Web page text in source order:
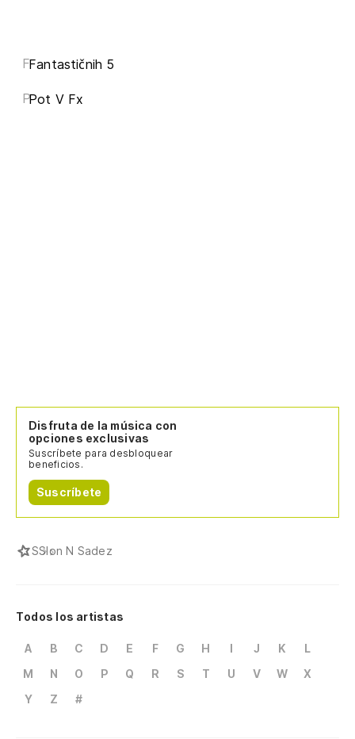
FFantastičnih 5
PPot V Fx
Disfruta de la música con
opciones exclusivas
Suscríbete para desbloquear
beneficios.
Suscríbete
SSlon N Sadez
Todos los artistas
A B C D E F G H I J K
L
M
N O P Q R S T U V W
X
Y
Z #